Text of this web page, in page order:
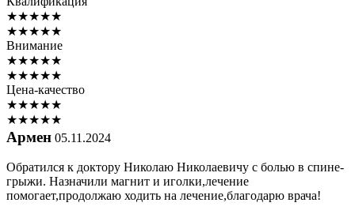
★★★★★
★★★★★
Внимание
★★★★★
★★★★★
Цена-качество
★★★★★
★★★★★
Армен 05.11.2024
Обратился к доктору Николаю Николаевичу с болью в спине-
грыжи. Назначили магнит и иголки,лечение
помогает,продолжаю ходить на лечение,благодарю врача!